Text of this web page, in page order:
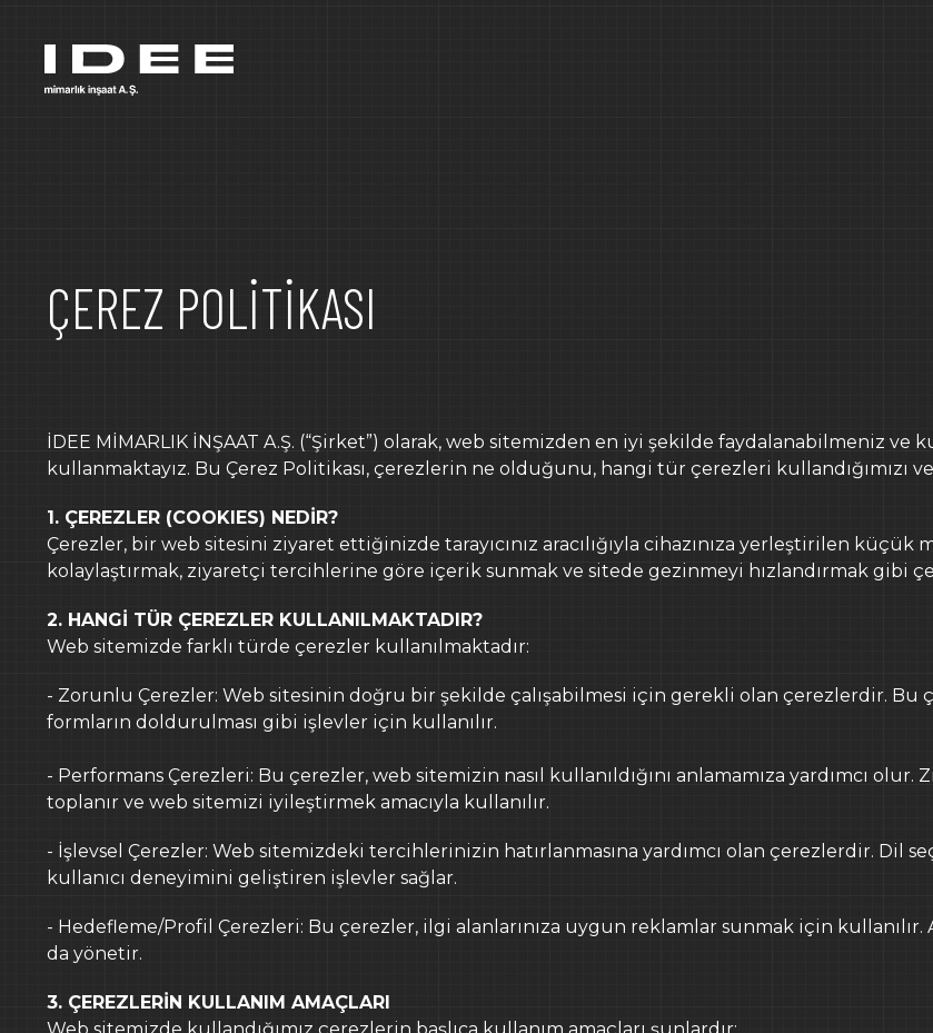
HİZMETLER
PROJELER
ÖDÜLLERİMİZ
İLETİŞİM
+90 (212) 257 65
İş
ÇEREZ POLİTİKASI
İDEE MİMARLIK İNŞAAT A.Ş. (“Şirket”) olarak, web sitemizden en iyi şekilde faydalanabilmeniz
kullanmaktayız. Bu Çerez Politikası, çerezlerin ne olduğunu, hangi tür çerezleri kullandığımızı
1. ÇEREZLER (COOKIES) NEDİR?
Çerezler, bir web sitesini ziyaret ettiğinizde tarayıcınız aracılığıyla cihazınıza yerleştirilen küçük
kolaylaştırmak, ziyaretçi tercihlerine göre içerik sunmak ve sitede gezinmeyi hızlandırmak gibi
2. HANGİ TÜR ÇEREZLER KULLANILMAKTADIR?
Web sitemizde farklı türde çerezler kullanılmaktadır:
- Zorunlu Çerezler: Web sitesinin doğru bir şekilde çalışabilmesi için gerekli olan çerezlerdir.
formların doldurulması gibi işlevler için kullanılır.
- Performans Çerezleri: Bu çerezler, web sitemizin nasıl kullanıldığını anlamamıza yardımcı
toplanır ve web sitemizi iyileştirmek amacıyla kullanılır.
- İşlevsel Çerezler: Web sitemizdeki tercihlerinizin hatırlanmasına yardımcı olan çerezlerdir. Dil
kullanıcı deneyimini geliştiren işlevler sağlar.
- Hedefleme/Profil Çerezleri: Bu çerezler, ilgi alanlarınıza uygun reklamlar sunmak için
da yönetir.
3. ÇEREZLERİN KULLANIM AMAÇLARI